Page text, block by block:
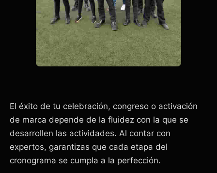
El éxito de tu celebración, congreso o activación
de marca depende de la fluidez con la que se
desarrollen las actividades. Al contar con
expertos, garantizas que cada etapa del
cronograma se cumpla a la perfección.